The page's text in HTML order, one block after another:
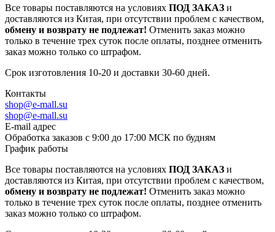
Все товары поставляются на условиях ПОД ЗАКАЗ и
доставляются из Китая, при отсутствии проблем с качеством,
обмену и возврату не подлежат! Отменить заказ можно
только в течение трех суток после оплаты, позднее отменить
заказ можно только со штрафом.
Срок изготовления 10-20 и доставки 30-60 дней.
Контакты
shop@e-mall.su
shop@e-mall.su
E-mail адрес
Обработка заказов с 9:00 до 17:00 МСК по будням
График работы
Все товары поставляются на условиях ПОД ЗАКАЗ и
доставляются из Китая, при отсутствии проблем с качеством,
обмену и возврату не подлежат! Отменить заказ можно
только в течение трех суток после оплаты, позднее отменить
заказ можно только со штрафом.